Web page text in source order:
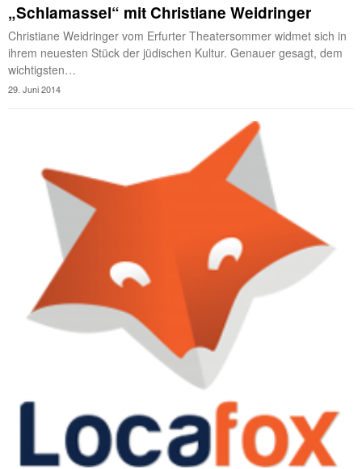
„Schlamassel“ mit Christiane Weidringer
Christiane Weidringer vom Erfurter Theatersommer widmet sich in
ihrem neuesten Stück der jüdischen Kultur. Genauer gesagt, dem
wichtigsten…
29. Juni 2014